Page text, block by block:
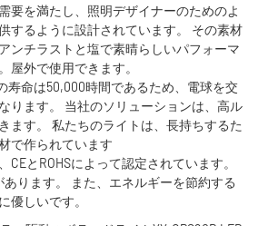
要を満たし、照明デザイナーのためのよ
するように設計されています。 その素材
ンチラストと塩で素晴らしいパフォーマ
屋外で使用できます。
寿命は50,000時間であるため、電球を交
ります。 当社のソリューションは、高ル
ます。 私たちのライトは、長持ちするた
で作られています
CEとROHSによって認定されています。
ります。 また、エネルギーを節約する
優しいです。